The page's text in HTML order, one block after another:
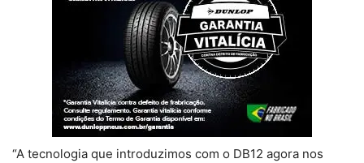
“A tecnologia que introduzimos com o DB12 agora nos